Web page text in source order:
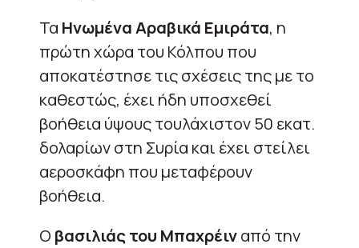
Τα Ηνωμένα Αραβικά Εμιράτα, η
πρώτη χώρα του Κόλπου που
αποκατέστησε τις σχέσεις της με το
καθεστώς, έχει ήδη υποσχεθεί
βοήθεια ύψους τουλάχιστον 50 εκατ.
δολαρίων στη Συρία και έχει στείλει
αεροσκάφη που μεταφέρουν
βοήθεια.
Ο βασιλιάς του Μπαχρέιναπό την